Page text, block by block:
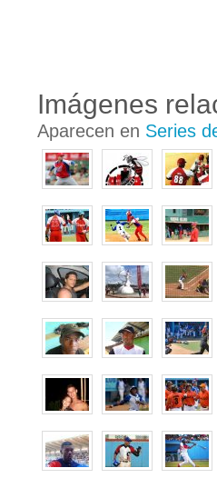
Imágenes
Aparecen en Series